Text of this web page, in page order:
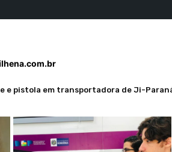
e pistola em transportadora de Ji-Paraná
RO